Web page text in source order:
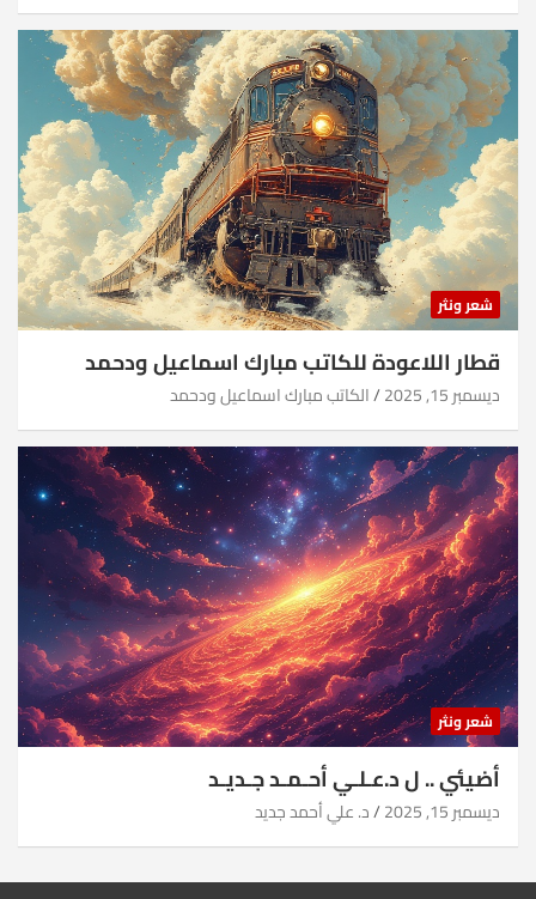
شعر ونثر
قطار اللاعودة للكاتب مبارك اسماعيل ودحمد
ديسمبر 15, 2025 الكاتب مبارك اسماعيل ودحمد
شعر ونثر
أضيئي .. ل د.عـلـي أحـمـد جـديـد
ديسمبر 15, 2025 د. علي أحمد جديد